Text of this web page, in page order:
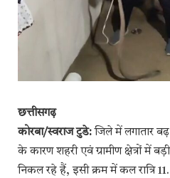
छत्तीसगढ़
कोरबा/स्वराज टुडे:जिले में लगातार
के कारण शहरी एवं ग्रामीण क्षेत्रों में
निकल रहे हैं, इसी क्रम में कल रात्रि